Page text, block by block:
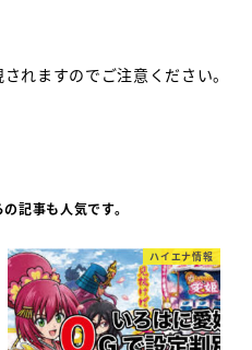
れますのでご注意ください。
記事も人気です。
ハイエナ情報